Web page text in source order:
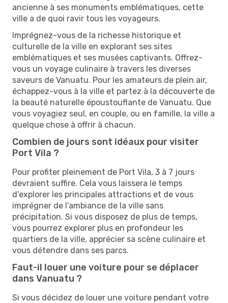
ancienne à ses monuments emblématiques, cette
ville a de quoi ravir tous les voyageurs.
Imprégnez-vous de la richesse historique et
culturelle de la ville en explorant ses sites
emblématiques et ses musées captivants. Offrez-
vous un voyage culinaire à travers les diverses
saveurs de Vanuatu. Pour les amateurs de plein air,
échappez-vous à la ville et partez à la découverte de
la beauté naturelle époustouflante de Vanuatu. Que
vous voyagiez seul, en couple, ou en famille, la ville a
quelque chose à offrir à chacun.
Combien de jours sont idéaux pour visiter
Port Vila ?
Pour profiter pleinement de Port Vila, 3 à 7 jours
devraient suffire. Cela vous laissera le temps
d’explorer les principales attractions et de vous
imprégner de l’ambiance de la ville sans
précipitation. Si vous disposez de plus de temps,
vous pourrez explorer plus en profondeur les
quartiers de la ville, apprécier sa scène culinaire et
vous détendre dans ses parcs.
Faut-il louer une voiture pour se déplacer
dans Vanuatu ?
Si vous décidez de louer une voiture pendant votre